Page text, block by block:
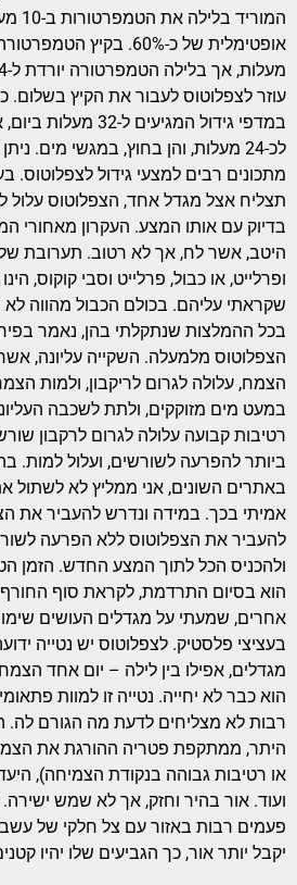
עוזר לצפלוטוס לעבור את הקיץ בשלום.
במדפי גידול המגיעים
לכ-24 מעלות, והן בחוץ, במגשי מים.
מתכונים רבים למצעי גידול לצפלוטוס.
תצליח אצל מגדל אחד, הצפלוטוס עלול
בדיוק עם אותו המצע. העקרון מאחורי
היטב, אשר לח, אך לא רטוב. תערובת של
ופרלייט, או כבול, פרלייט וסבי קוקוס,
שקראתי עליהם. בכולם הכבול מהווה
בכל ההמלצות שנתקלתי בהן, נאמר
הצפלוטוס מלמעלה. השקייה עליונה,
הצמח, עלולה לגרום לריקבון, ולמות
במעט מים מזוקקים, ולתת לשכבה
רטיבות קבועה עלולה לגרום לרקבון
ביותר להפרעה לשורשים, ועלול למות.
באתרים השונים, אני ממליץ לא לשתול
אמיתי בכך. במידה ונדרש להעביר את
להעביר את הצפלוטוס ללא הפרעה
ולהכניס הכל לתוך המצע החדש. הזמן
הוא בסיום התרדמת, לקראת סוף
אחרים, שמעתי על מגדלים העושים
בעציצי פלסטיק. לצפלוטוס יש נטייה
מגדלים, אפילו בין לילה – יום אחד
הוא כבר לא יחייה. נטייה זו למוות
רבות לא מצליחים לדעת מה הגורם לה.
היתר, ממתקפת פטריה ההורגת את
או רטיבות גבוהה בנקודת הצמיחה),
ועוד. אור בהיר וחזק, אך לא שמש
פעמים רבות באזור עם צל חלקי של
יקבל יותר אור, כך הגביעים שלו יהיו